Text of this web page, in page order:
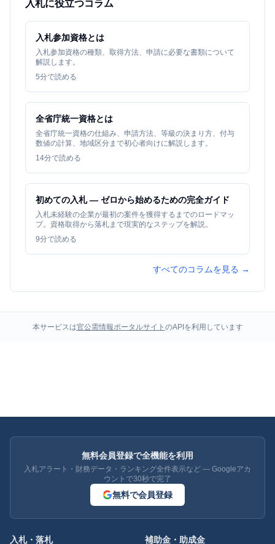
入札に役立つコラム
入札参加資格とは
入札参加資格の種類、取得方法、申請に必要な書類について
解説します。
5分で読める
全省庁統一資格とは
全省庁統一資格の仕組み、申請方法、等級の決まり方、付与
数値の計算、地域区分まで初心者向けに解説します。
14分で読める
初めての入札 — ゼロから始めるための完全ガイド
入札未経験の企業が最初の案件を獲得するまでのロードマッ
プ。資格取得から落札まで現実的なステップを解説。
9分で読める
すべてのコラムを見る →
本サービスは官公需情報ポータルサイト のAPIを利用しています
無料会員登録で全機能を利用
入札アラート・財務データ・ランキング全件表示など — Googleアカ
ウントで30秒で完了
無料で会員登録
入札・落札 補助金・助成金